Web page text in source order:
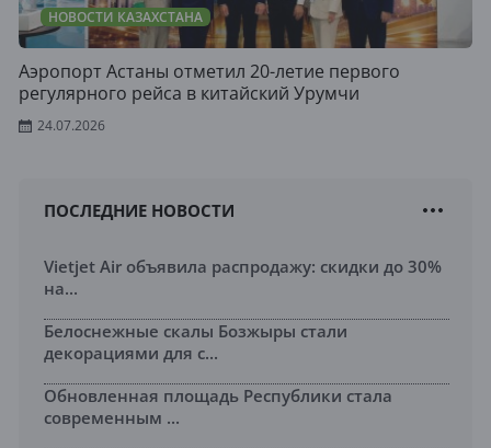
НОВОСТИ КАЗАХСТАНА
Аэропорт Астаны отметил 20-летие первого
регулярного рейса в китайский Урумчи
24.07.2026
ПОСЛЕДНИЕ НОВОСТИ
Vietjet Air объявила распродажу: скидки до 30%
на...
Белоснежные скалы Бозжыры стали
декорациями для с...
Обновленная площадь Республики стала
современным ...